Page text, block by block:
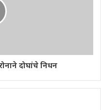
दोघांचे निधन